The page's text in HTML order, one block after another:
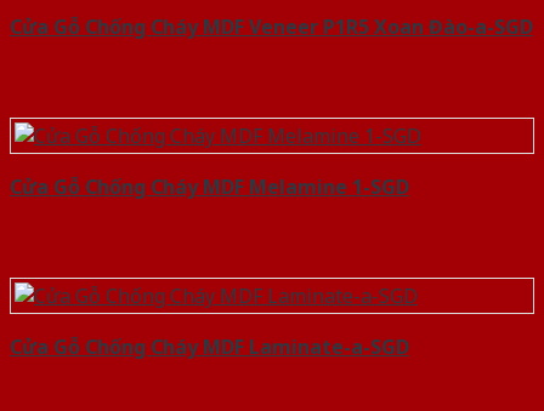
Cửa Gỗ Chống Cháy MDF Veneer P1R5 Xoan Đào-a-SGD
Cửa Gỗ Chống Cháy MDF Melamine 1-SGD
Cửa Gỗ Chống Cháy MDF Laminate-a-SGD